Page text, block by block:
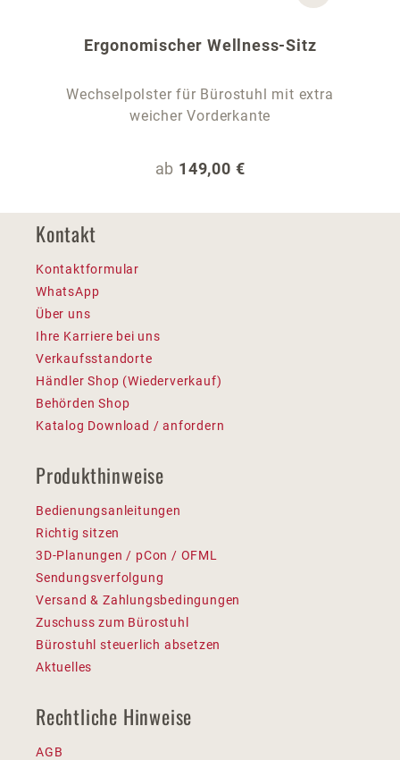
Ergonomischer Wellness-Sitz
Wechselpolster für Bürostuhl mit extra
weicher Vorderkante
Regulärer Preis:
ab 149,00 €
Kontakt
Kontaktformular
WhatsApp
Über uns
Ihre Karriere bei uns
Verkaufsstandorte
Händler Shop (Wiederverkauf)
Behörden Shop
Katalog Download / anfordern
Produkthinweise
Bedienungsanleitungen
Richtig sitzen
3D-Planungen / pCon / OFML
Sendungsverfolgung
Versand & Zahlungsbedingungen
Zuschuss zum Bürostuhl
Bürostuhl steuerlich absetzen
Aktuelles
Rechtliche Hinweise
AGB